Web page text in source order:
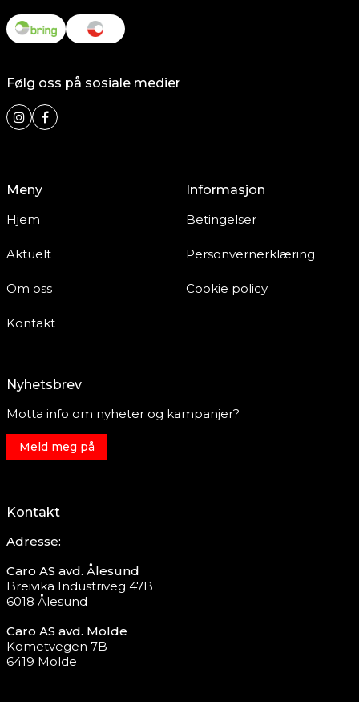
Følg oss på sosiale medier
Meny
Hjem
Aktuelt
Om oss
Kontakt
Informasjon
Betingelser
Personvernerklæring
Cookie policy
Nyhetsbrev
Motta info om nyheter og kampanjer?
Meld meg på
Kontakt
Adresse:
Caro AS avd. Ålesund
Breivika Industriveg 47B
6018 Ålesund
Caro AS avd. Molde
Kometvegen 7B
6419 Molde